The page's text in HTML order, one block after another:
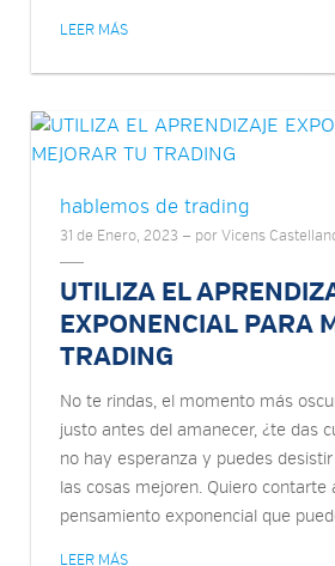
LEER MÁS
hablemos de trading
31 de Enero, 2023 — por Vicens
UTILIZA EL
EXPONENCIAL PARA
TRADING
No te rindas, el momento más
justo antes del amanecer, ¿te das
no hay esperanza y puedes
las cosas mejoren. Quiero contarte
pensamiento exponencial que
LEER MÁS